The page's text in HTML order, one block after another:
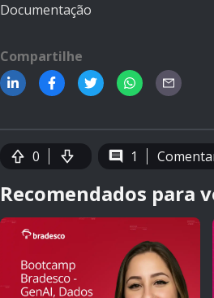
Documentação
Compartilhe
0 1
Recomendados para